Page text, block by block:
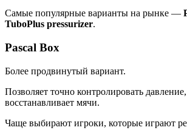
Самые популярные варианты на рынке —
TuboPlus pressurizer.
Pascal Box
Более продвинутый вариант.
Позволяет точно контролировать
восстанавливает мячи.
Чаще выбирают игроки, которые играют